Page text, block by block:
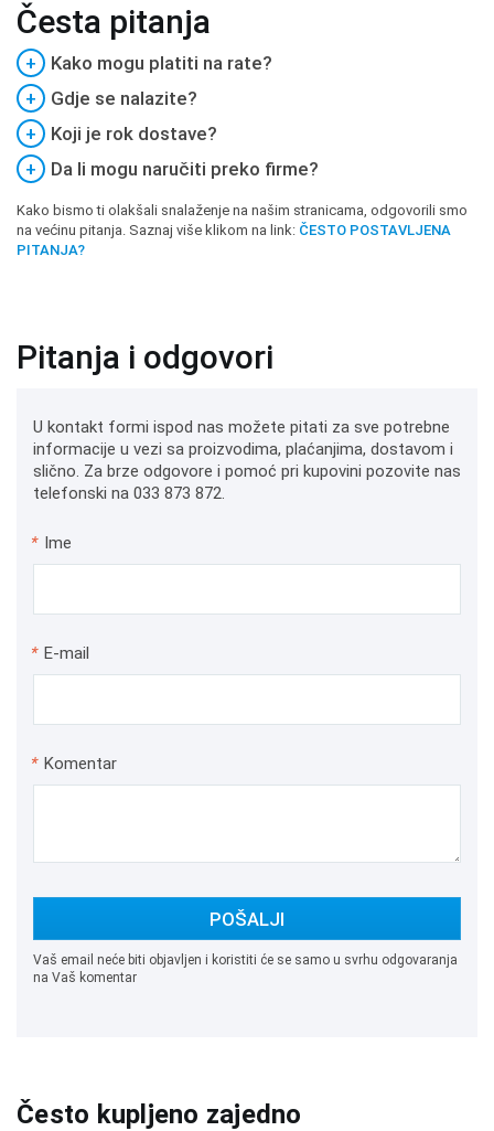
Česta pitanja
+
Kako mogu platiti na rate?
+
Gdje se nalazite?
+
Koji je rok dostave?
+
Da li mogu naručiti preko firme?
Kako bismo ti olakšali snalaženje na našim stranicama, odgovorili smo
na većinu pitanja. Saznaj više klikom na link: ČESTO POSTAVLJENA
PITANJA?
Pitanja i odgovori
U kontakt formi ispod nas možete pitati za sve potrebne
informacije u vezi sa proizvodima, plaćanjima, dostavom i
slično. Za brze odgovore i pomoć pri kupovini pozovite nas
telefonski na 033 873 872.
* Ime
* E-mail
* Komentar
POŠALJI
Vaš email neće biti objavljen i koristiti će se samo u svrhu odgovaranja
na Vaš komentar
Često kupljeno zajedno